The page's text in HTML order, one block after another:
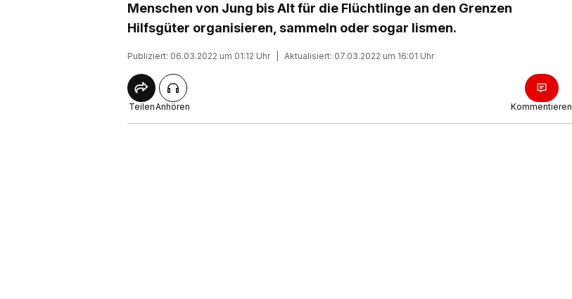
Menschen von Jung bis Alt für die Flüchtlinge an den Grenzen
Hilfsgüter organisieren, sammeln oder sogar lismen.
Publiziert: 06.03.2022 um 01:12 Uhr Aktualisiert: 07.03.2022 um 16:01 Uhr
TeilenAnhören Kommentieren